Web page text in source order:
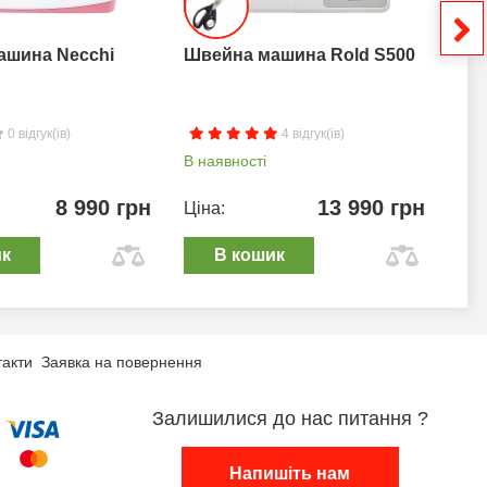
Necchi
0 відгук(ів)
8 990 грн
Швейна машина Rold S500
4 відгук(ів)
В наявності
Ціна: 13 990 грн
В кошик
Заявка на повернення
Залишилися до нас питання ?
Напишіть нам